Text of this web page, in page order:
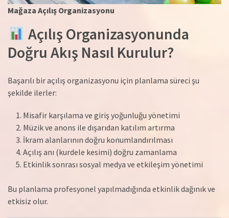
Mağaza Açılış Organizasyonu
Açılış Organizasyonunda
Doğru Akış Nasıl Kurulur?
Başarılı bir açılış organizasyonu için planlama süreci şu
şekilde ilerler:
Misafir karşılama ve giriş yoğunluğu yönetimi
Müzik ve anons ile dışarıdan katılım artırma
İkram alanlarının doğru konumlandırılması
Açılış anı (kurdele kesimi) doğru zamanlama
Etkinlik sonrası sosyal medya ve etkileşim yönetimi
Bu planlama profesyonel yapılmadığında etkinlik dağınık ve
etkisiz olur.